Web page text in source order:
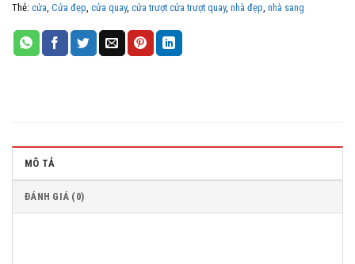
Thẻ: cửa Cửa đẹp cửa quay, cửa trượt cửa trượt quay, nhà đẹp nhà sang
MÔ TẢ
ĐÁNH GIÁ (0)